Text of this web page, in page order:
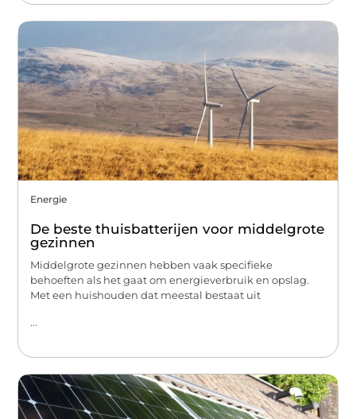
Energie
De beste thuisbatterijen voor middelgrote
gezinnen
Middelgrote gezinnen hebben vaak specifieke
behoeften als het gaat om energieverbruik en opslag.
Met een huishouden dat meestal bestaat uit
...